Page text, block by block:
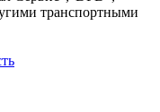
транспортными